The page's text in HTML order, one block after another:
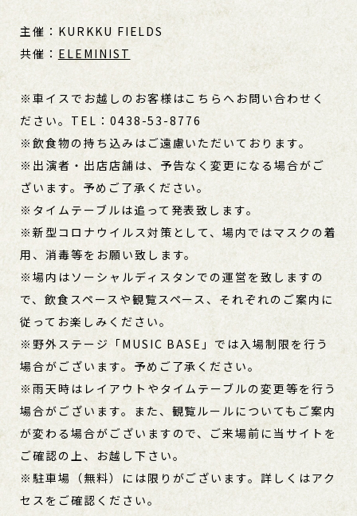
主催：KURKKU FIELDS
共催： ELEMINIST
※車イスでお越しのお客様はこちらへお問い合わせく
ださい。TEL：0438-53-8776
※飲食物の持ち込みはご遠慮いただいております。
※出演者・出店店舗は、予告なく変更になる場合がご
ざいます。予めご了承ください。
※タイムテーブルは追って発表致します。
※新型コロナウイルス対策として、場内ではマスクの着
用、消毒等をお願い致します。
※場内はソーシャルディスタンでの運営を致しますの
で、飲食スペースや観覧スペース、それぞれのご案内に
従ってお楽しみください。
※野外ステージ「MUSIC BASE」では入場制限を行う
場合がございます。予めご了承ください。
※雨天時はレイアウトやタイムテーブルの変更等を行う
場合がございます。また、観覧ルールについてもご案内
が変わる場合がございますので、ご来場前に当サイトを
ご確認の上、お越し下さい。
※駐車場（無料）には限りがございます。詳しくはアク
セスをご確認ください。